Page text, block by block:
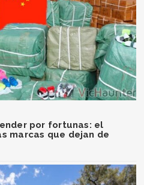
por fortunas: el
marcas que dejan de